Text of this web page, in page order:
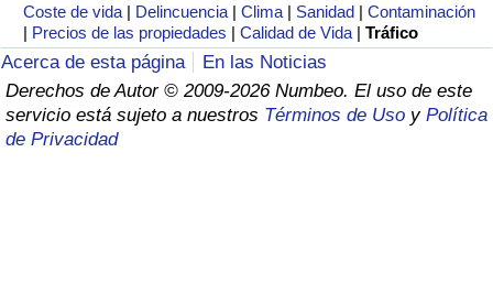
Coste de vida | Delincuencia |Clima | Sanidad |Contaminación
| Precios de las propiedades |Calidad de Vida |Tráfico
Acerca de esta página
En las Noticias
Derechos de Autor © 2009-2026 Numbeo. El uso de este
servicio está sujeto a nuestros Términos de Uso y Política
de Privacidad
en aqaba
Delincuencia
Calificación del Índice de Criminalidad
(Actual)